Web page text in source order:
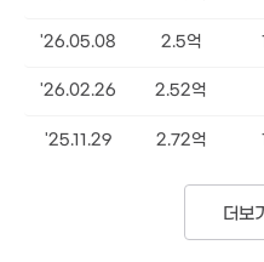
'26.05.08 2.5억
'26.02.26 2.52억
'25.11.29 2.72억
더보